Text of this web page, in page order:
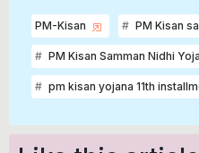
PM-Kisan PM Kisan
PM Kisan Samman Nidhi
pm kisan yojana 11th